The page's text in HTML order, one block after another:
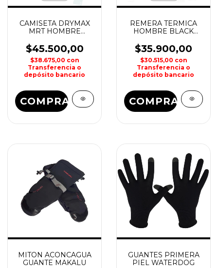
CAMISETA DRYMAX
MRT HOMBRE
$45.500,00
$38.675,00 con
Transferencia o
depósito bancario
COMPRAR
REMERA TERMICA
HOMBRE BLACK
$35.900,00
$30.515,00 con
Transferencia o
depósito bancario
COMPRAR
MITON ACONCAGUA
GUANTE MAKALU
GUANTES PRIMERA
PIEL WATERDOG